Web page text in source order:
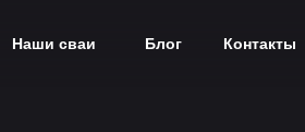
Наши сваи Контакты
Блог